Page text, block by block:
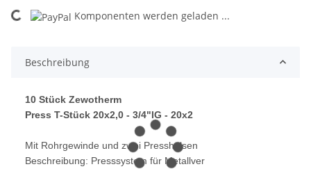
Komponenten werden geladen ...
Beschreibung
10 Stück Zewotherm
Press T-Stück 20x2,0 - 3/4"IG - 20x2
Mit Rohrgewinde und zwei Presshülsen
Beschreibung: Presssystem für Metallver